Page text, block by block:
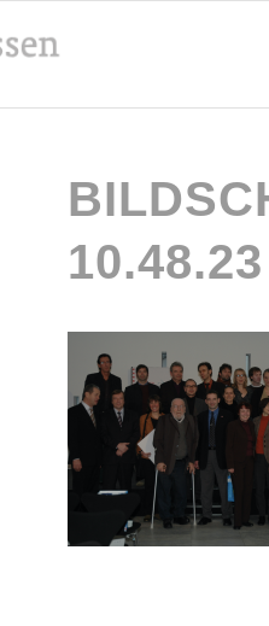
10.48.23